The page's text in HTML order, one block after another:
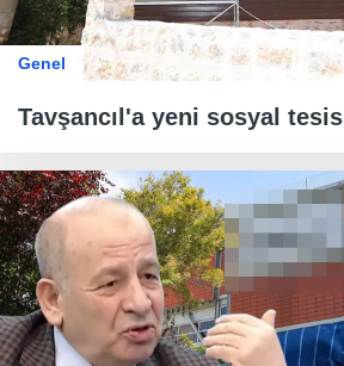
Genel
Tavşancıl'a yeni sosyal tesis